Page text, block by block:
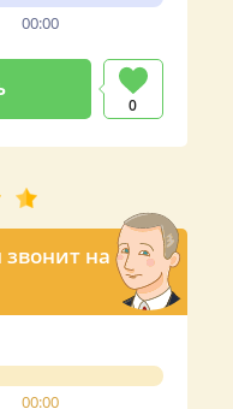
00:00
0
на
00:00